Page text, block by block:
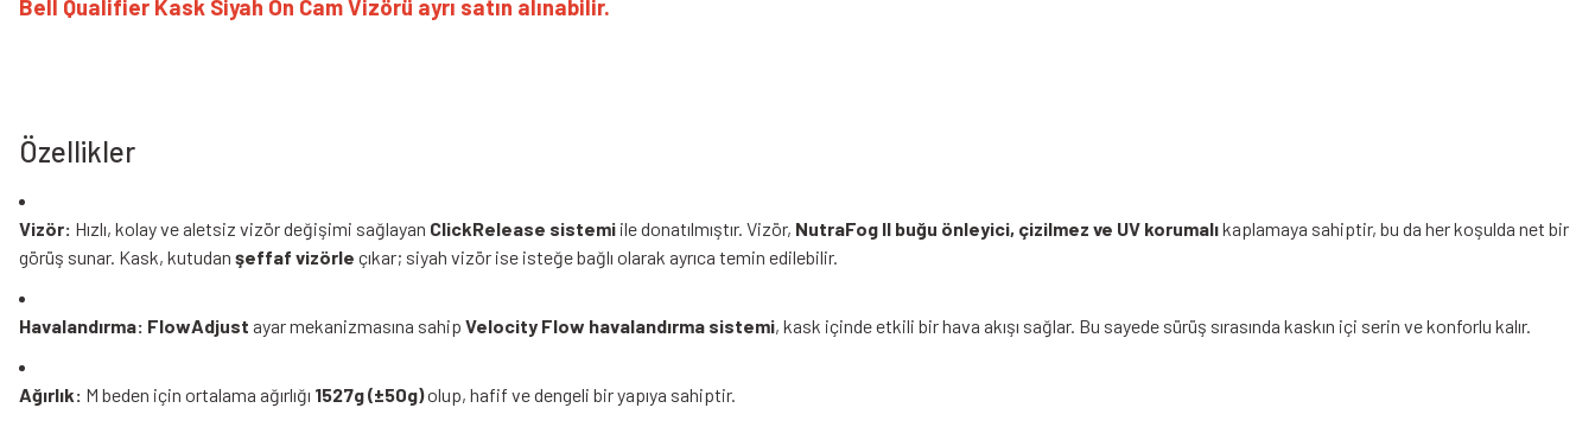
Bell Qualifier Kask Siyah Ön Cam Vizörü ayrı satın alınabilir.
Özellikler
Vizör: Hızlı, kolay ve aletsiz vizör değişimi sağlayan ClickRelease sistemi ile donatılmıştır. Vizör, NutraFog II buğu önleyici, çizilmez ve UV korumalıkaplamaya sahiptir, bu da her koşulda net bir
görüş sunar. Kask, kutudan şeffaf vizörle çıkar; siyah vizör ise isteğe bağlı olarak ayrıca temin edilebilir.
Havalandırma: FlowAdjust ayar mekanizmasına sahip Velocity Flow havalandırma sistemi, kask içinde etkili bir hava akışı sağlar. Bu sayede sürüş sırasında kaskın içi serin ve konforlu kalır.
Ağırlık: M beden için ortalama ağırlığı 1527g (±50g)olup, hafif ve dengeli bir yapıya sahiptir.